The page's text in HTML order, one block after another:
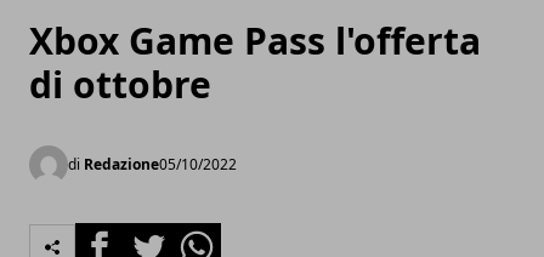
Xbox Game Pass l'offerta
di ottobre
di Redazione05/10/2022
FacebookTwitterWhatsapp